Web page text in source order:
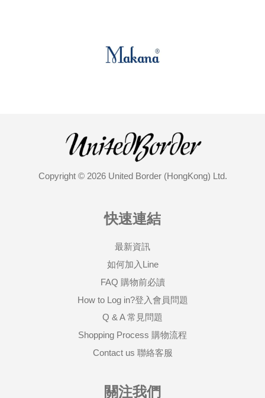
Copyright © 2026 United Border (HongKong) Ltd.
快速連結
最新資訊
如何加入Line
FAQ 購物前必讀
How to Log in?登入會員問題
Q & A 常見問題
Shopping Process 購物流程
Contact us 聯絡客服
關注我們